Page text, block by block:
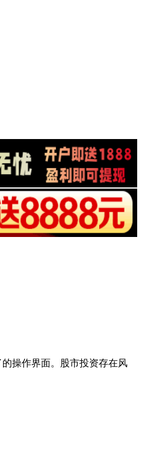
操作界面。股市投资存在风